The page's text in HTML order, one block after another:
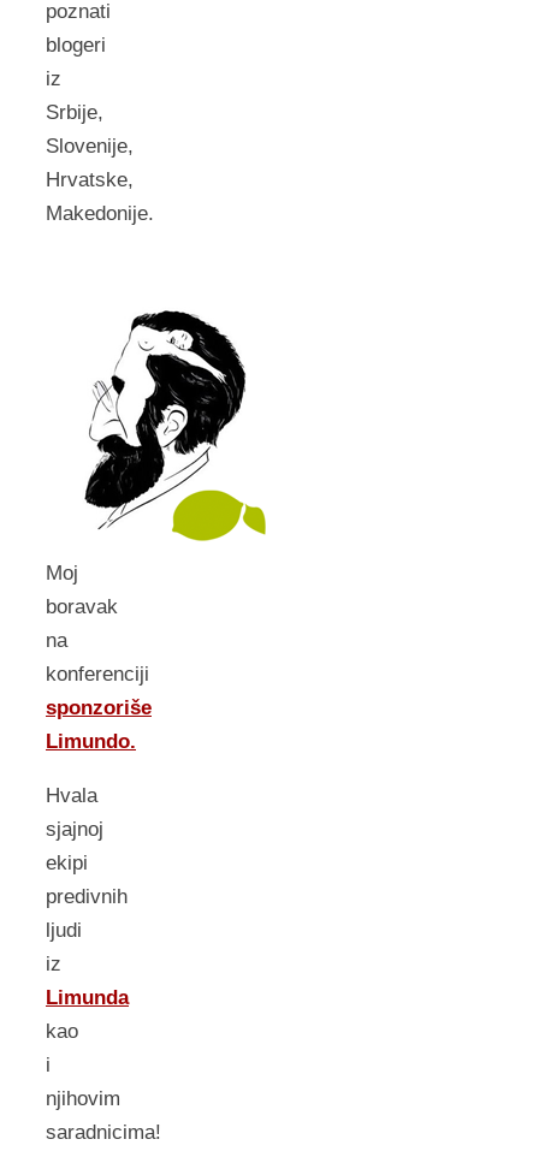
poznati
blogeri
iz
Srbije,
Slovenije,
Hrvatske,
Makedonije.
Moj
boravak
na
konferenciji
sponzoriše
Limundo.
Hvala
sjajnoj
ekipi
predivnih
ljudi
iz
Limunda
kao
i
njihovim
saradnicima!